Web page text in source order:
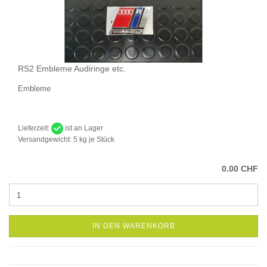
RS2 Embleme Audiringe etc.
Embleme
Lieferzeit:
ist an Lager
Versandgewicht: 5 kg je Stück
0.00 CHF
IN DEN WARENKORB